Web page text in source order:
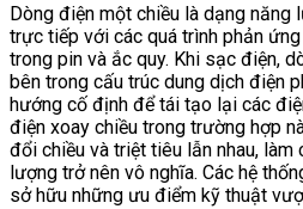
Dòng điện một chiều là dạng
trực tiếp với các quá trình phản
trong pin và ắc quy. Khi sạc điện,
bên trong cấu trúc dung dịch điện
hướng cố định để tái tạo lại các
điện xoay chiều trong trường hợp
đổi chiều và triệt tiêu lẫn nhau,
lượng trở nên vô nghĩa. Các hệ
sở hữu những ưu điểm kỹ thuật